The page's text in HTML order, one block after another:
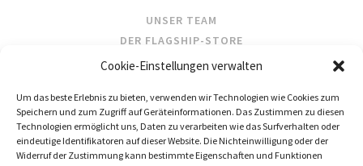
Cookie-Einstellungen verwalten
Um das beste Erlebnis zu bieten, verwenden wir Technologien wie Cookies zum
Speichern und zum Zugriff auf Geräteinformationen. Das Zustimmen zu diesen
Technologien ermöglicht uns, Daten zu verarbeiten wie das Surfverhalten oder
eindeutige Identifikatoren auf dieser Website. Die Nichteinwilligung oder der
Widerruf der Zustimmung kann bestimmte Eigenschaften und Funktionen
UNSER TEAM
DER FLAGSHIP-STORE
UNSERE INHALTSSTOFFE
HÄNDLER
GROSSHANDEL